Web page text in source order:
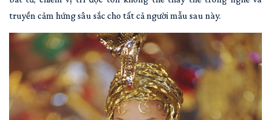
truyền cảm hứng sâu sắc cho tất cả người mẫu sau này.